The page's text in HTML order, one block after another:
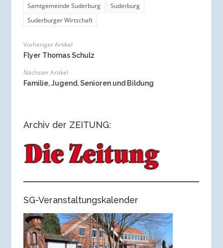
Samtgemeinde Suderburg
Suderburg
Suderburger Wirtschaft
Vorheriger Artikel
Flyer Thomas Schulz
Nächster Artikel
Familie, Jugend, Senioren und Bildung
Archiv der ZEITUNG:
SG-Veranstaltungskalender